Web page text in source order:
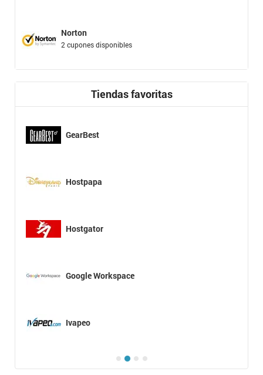
Norton
2 cupones disponibles
Tiendas favoritas
GearBest
Hostpapa
Hostgator
Google Workspace
Ivapeo